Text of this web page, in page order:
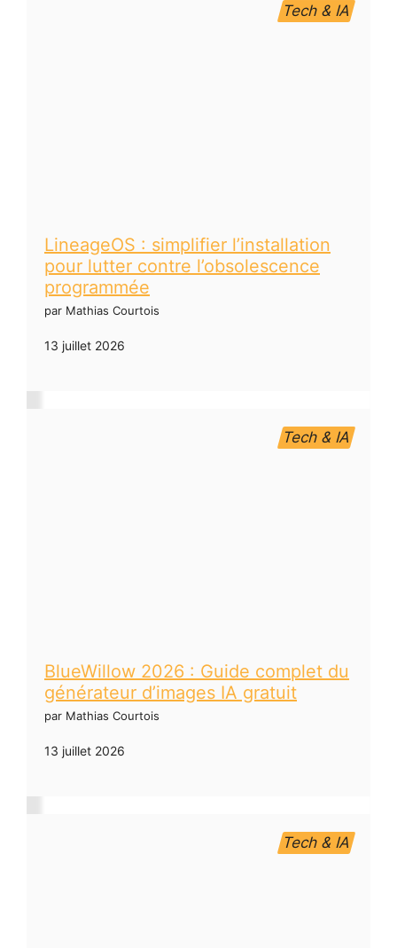
Tech & IA
LineageOS : simplifier l’installation
pour lutter contre l’obsolescence
programmée
par Mathias Courtois
13 juillet 2026
Tech & IA
BlueWillow 2026 : Guide complet du
générateur d’images IA gratuit
par Mathias Courtois
13 juillet 2026
Tech & IA